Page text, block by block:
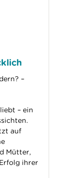
–
– ein
auf
Mütter,
ihrer